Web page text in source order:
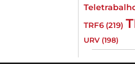
TRF6 (219)
URV (198)